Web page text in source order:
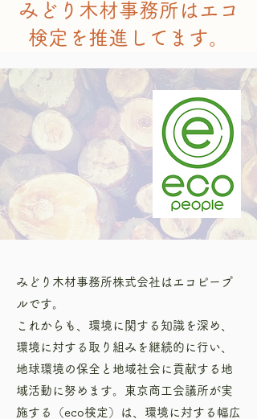
​​みどり木材事務所はエコ
検定を推進してます。
みどり木材事務所株式会社はエコピープ
ルです。
これからも、環境に関する知識を深め、
環境に対する取り組みを継続的に行い、
地球環境の保全と地域社会に貢献する地
域活動に努めます。東京商工会議所が実
施する（eco検定）は、環境に対する幅広